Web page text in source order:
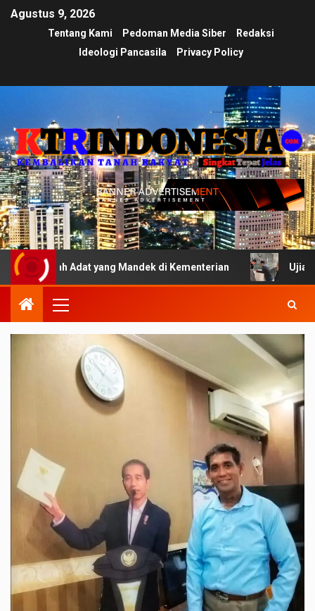
Agustus 9, 2026
Tentang Kami Pedoman Media Siber
Redaksi
Ideologi Pancasila
Privacy Policy
yang Mandek di Kementerian Ujian Transparansi